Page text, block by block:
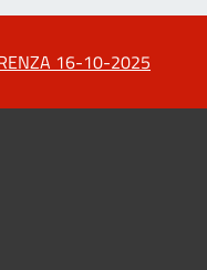
16-10-2025